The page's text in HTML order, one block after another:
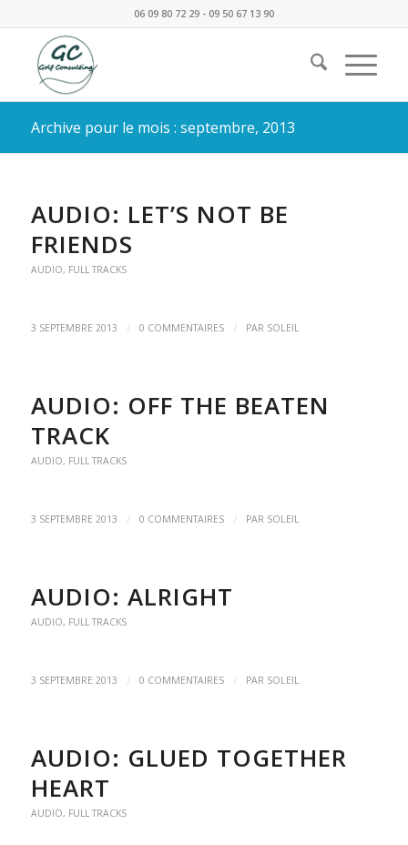
06 09 80 72 29 - 09 50 67 13 90
Archive pour le mois : septembre, 2013
AUDIO: LET’S NOT BE
FRIENDS
AUDIO, FULL TRACKS
3 SEPTEMBRE 2013 / 0 COMMENTAIRES / PAR SOLEIL
AUDIO: OFF THE BEATEN
TRACK
AUDIO, FULL TRACKS
3 SEPTEMBRE 2013 / 0 COMMENTAIRES / PAR SOLEIL
AUDIO: ALRIGHT
AUDIO, FULL TRACKS
3 SEPTEMBRE 2013 / 0 COMMENTAIRES / PAR SOLEIL
AUDIO: GLUED TOGETHER
HEART
AUDIO, FULL TRACKS